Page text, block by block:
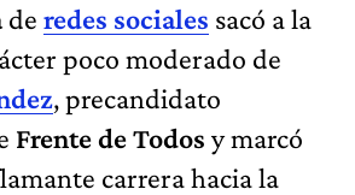
de redes sociales sacó a la
poco moderado de
, precandidato
Frente de Todos y marcó
carrera hacia la